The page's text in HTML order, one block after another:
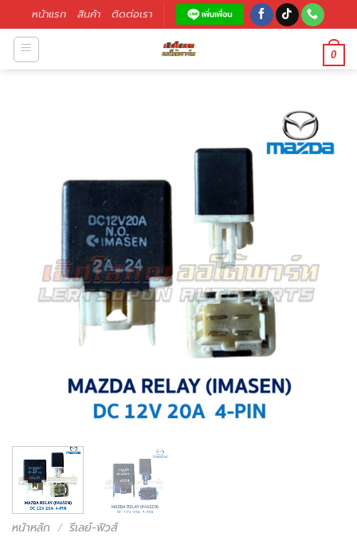
หน้าแรก สินค้า ติดต่อเรา
0
หน้าหลัก / รีเลย์-ฟิวส์